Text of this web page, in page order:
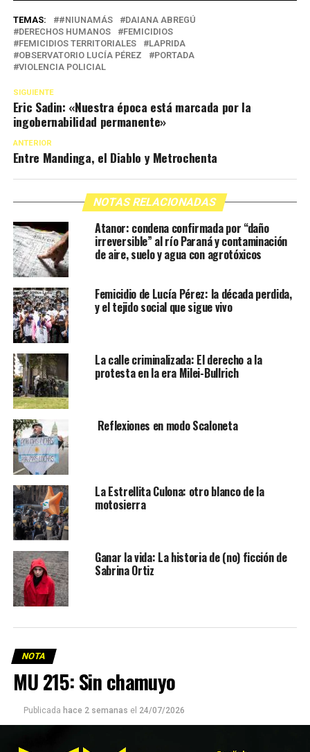
TEMAS: #NIUNAMÁS
DAIANA ABREGÚ
DERECHOS HUMANOS
FEMICIDIOS
FEMICIDIOS TERRITORIALES
LAPRIDA
OBSERVATORIO LUCÍA PÉREZ
PORTADA
VIOLENCIA POLICIAL
SIGUIENTE
Eric Sadin: «Nuestra época está marcada por la
ingobernabilidad permanente»
ANTERIOR
Entre Mandinga, el Diablo y Metrochenta
NOTAS RELACIONADAS
Atanor: condena confirmada por “daño
irreversible” al río Paraná y contaminación
de aire, suelo y agua con agrotóxicos
Femicidio de Lucía Pérez: la década perdida,
y el tejido social que sigue vivo
La calle criminalizada: El derecho a la
protesta en la era Milei-Bullrich
Reflexiones en modo Scaloneta
La Estrellita Culona: otro blanco de la
motosierra
Ganar la vida: La historia de (no) ficción de
Sabrina Ortiz
NOTA
MU 215: Sin chamuyo
Publicada hace 2 semanas el 24/07/2026